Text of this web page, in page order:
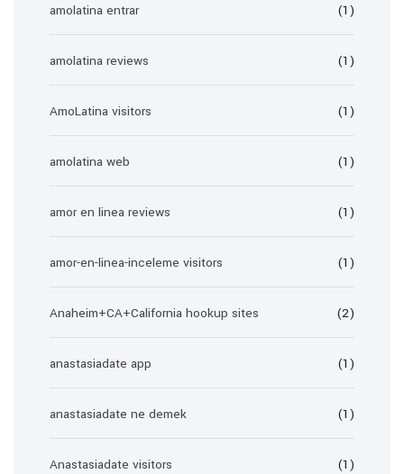
amolatina entrar (1)
amolatina reviews (1)
AmoLatina visitors (1)
amolatina web (1)
amor en linea reviews (1)
amor-en-linea-inceleme visitors (1)
Anaheim+CA+California hookup sites (2)
anastasiadate app (1)
anastasiadate ne demek (1)
Anastasiadate visitors (1)